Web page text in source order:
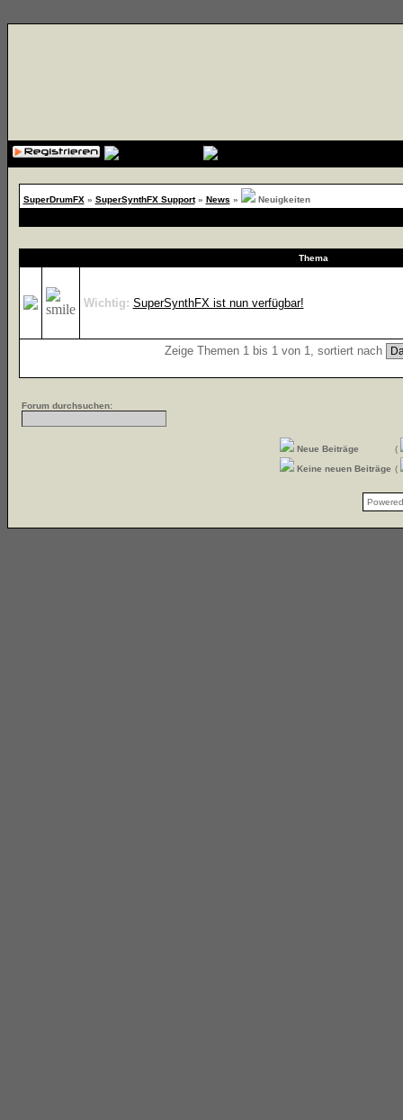
SuperDrumFX» SuperSynthFX Support» News » Neuigkeiten
Thema
Wichtig: SuperSynthFX ist nun verfügbar!
Zeige Themen 1 bis 1 von 1, sortiert nach
Forum durchsuchen:
Neue Beiträge
(
Keine neuen Beiträge (